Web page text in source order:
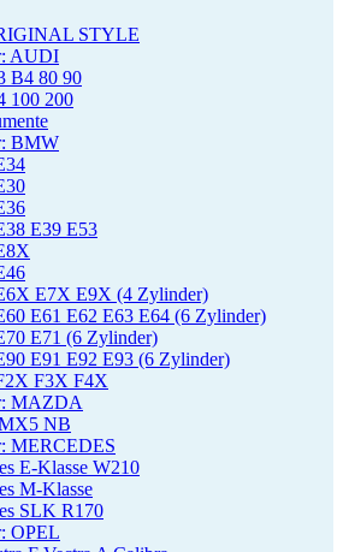
STYLE
AUDI
B4 80 90
100 200
BMW
E39 E53
E7X E9X (4 Zylinder)
E61 E62 E63 E64 (6 Zylinder)
E71 (6 Zylinder)
E91 E92 E93 (6 Zylinder)
F3X F4X
MAZDA
NB
MERCEDES
E-Klasse W210
M-Klasse
SLK R170
OPEL